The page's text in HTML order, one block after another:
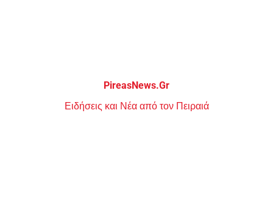
PireasNews.Gr
Ειδήσεις και Νέα από τον Πειραιά